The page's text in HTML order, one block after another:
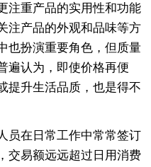
重产品的实用性和功能
注产品的外观和品味等方
也扮演重要角色，但质量
遍认为，即使价格再便
提升生活品质，也是得不
在日常工作中常常签订
交易额远远超过日用消费